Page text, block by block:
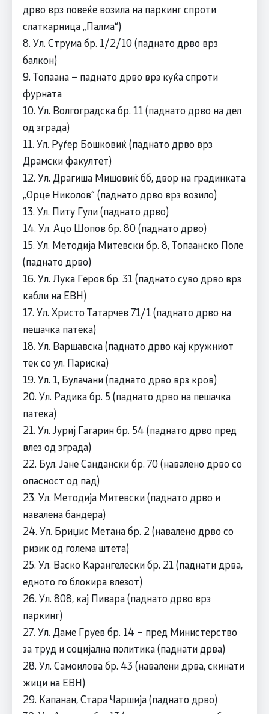
дрво врз повеќе возила на паркинг спроти
слаткарница „Палма“)
8. Ул. Струма бр. 1/2/10 (паднато дрво врз
балкон)
9. Топаана – паднато дрво врз куќа спроти
фурната
10. Ул. Волгоградска бр. 11 (паднато дрво на дел
од зграда)
11. Ул. Руѓер Бошковиќ (паднато дрво врз
Драмски факултет)
12. Ул. Драгиша Мишовиќ бб, двор на градинката
„Орце Николов“ (паднато дрво врз возило)
13. Ул. Питу Гули (паднато дрво)
14. Ул. Ацо Шопов бр. 80 (паднато дрво)
15. Ул. Методија Митевски бр. 8, Топаанско Поле
(паднато дрво)
16. Ул. Лука Геров бр. 31 (паднато суво дрво врз
кабли на ЕВН)
17. Ул. Христо Татарчев 71/1 (паднато дрво на
пешачка патека)
18. Ул. Варшавска (паднато дрво кај кружниот
тек со ул. Париска)
19. Ул. 1, Булачани (паднато дрво врз кров)
20. Ул. Радика бр. 5 (паднато дрво на пешачка
патека)
21. Ул. Јуриј Гагарин бр. 54 (паднато дрво пред
влез од зграда)
22. Бул. Јане Сандански бр. 70 (навалено дрво со
опасност од пад)
23. Ул. Методија Митевски (паднато дрво и
навалена бандера)
24. Ул. Бриџис Метана бр. 2 (навалено дрво со
ризик од голема штета)
25. Ул. Васко Карангелески бр. 21 (паднати дрва,
едното го блокира влезот)
26. Ул. 808, кај Пивара (паднато дрво врз
паркинг)
27. Ул. Даме Груев бр. 14 – пред Министерство
за труд и социјална политика (паднати дрва)
28. Ул. Самоилова бр. 43 (навалени дрва, скинати
жици на ЕВН)
29. Капанан, Стара Чаршија (паднато дрво)